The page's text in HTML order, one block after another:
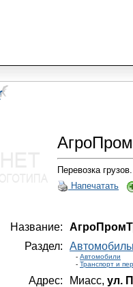
Перевозка грузов.
Напечатать
Название:
Раздел:
- Автомобили
- Транспорт и
Адрес: Миасс, ул.